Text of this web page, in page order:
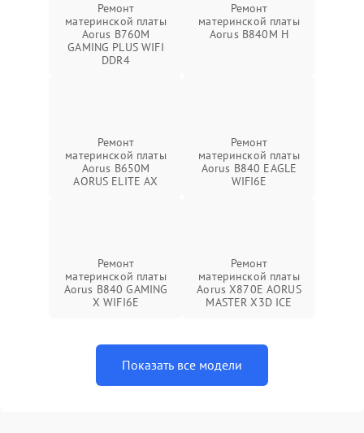
Ремонт
материнской платы
Aorus B760M
GAMING PLUS WIFI
DDR4
Ремонт
материнской платы
Aorus B840M H
Ремонт
материнской платы
Aorus B650M
AORUS ELITE AX
Ремонт
материнской платы
Aorus B840 EAGLE
WIFI6E
Ремонт
материнской платы
Aorus B840 GAMING
X WIFI6E
Ремонт
материнской платы
Aorus X870E AORUS
MASTER X3D ICE
Показать все модели